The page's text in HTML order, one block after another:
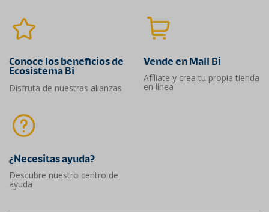
Conoce los beneficios de
Ecosistema Bi
Disfruta de nuestras alianzas
Vende en Mall Bi
Afíliate y crea tu propia tienda
en línea
¿Necesitas ayuda?​
Descubre nuestro centro de
ayuda